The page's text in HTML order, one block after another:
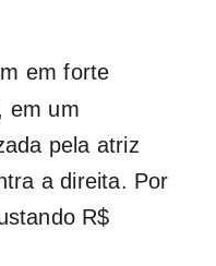
em forte
em um
pela atriz
a direita. Por
R$